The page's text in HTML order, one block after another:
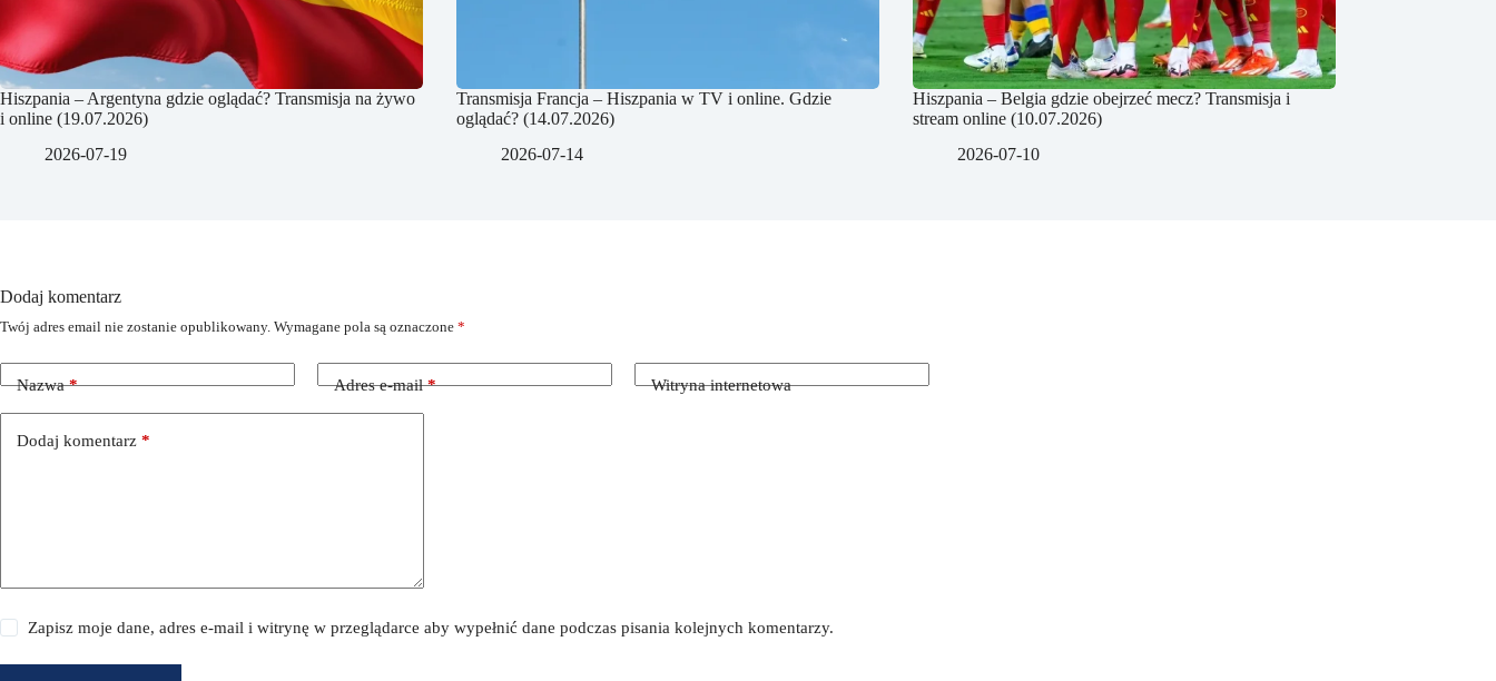
Hiszpania – Argentyna gdzie oglądać? Transmisja na żywo
i online (19.07.2026)
2026-07-19
Transmisja Francja – Hiszpania w TV i online. Gdzie
oglądać? (14.07.2026)
2026-07-14
Hiszpania – Belgia gdzie obejrzeć mecz? Transmisja i
stream online (10.07.2026)
2026-07-10
Dodaj komentarz
Twój adres email nie zostanie opublikowany. Wymagane pola są oznaczone *
Nazwa* Adres e-mail* Witryna internetowa
Dodaj komentarz *
Zapisz moje dane, adres e-mail i witrynę w przeglądarce aby wypełnić dane podczas pisania kolejnych komentarzy.